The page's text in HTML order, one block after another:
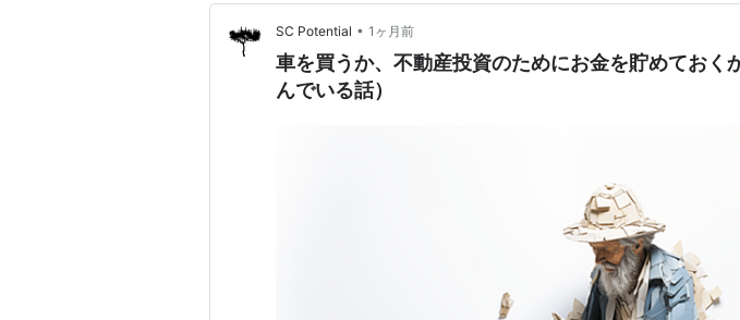
SC Potential • 1ヶ月前
車を買うか、不動産投資のためにお金を貯めておく
んでいる話）